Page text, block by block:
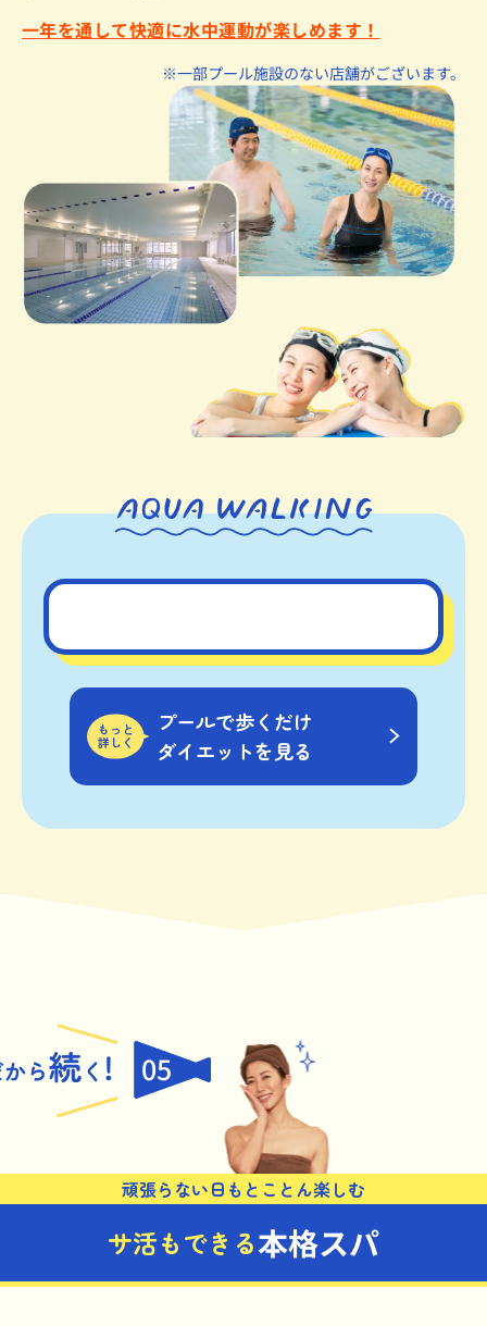
一年を通して快適に水中運動が楽しめます！
※一部プール施設のない店舗がございます。
もっと
詳しく
プールで歩くだけ
ダイエットを見る
サ活もできる本格スパ
頑張らない日もとことん楽しむ
05